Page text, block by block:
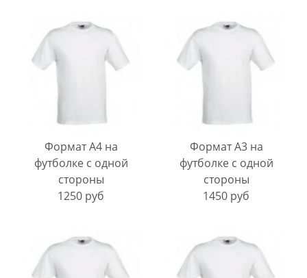
Формат А4 на
футболке с одной
стороны
1250 руб
Формат А3 на
футболке с одной
стороны
1450 руб